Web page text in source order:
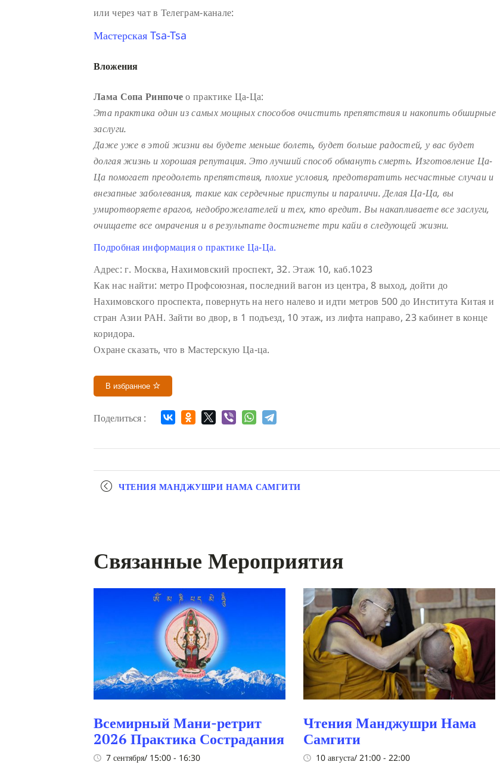
или через чат в Телеграм-канале:
Мастерская Tsa-Tsa
Вложения
Лама Сопа Ринпочео практике Ца-Ца:
Эта практика один из самых мощных способов очистить препятствия и накопить обширные
заслуги.
Даже уже в этой жизни вы будете меньше болеть, будет больше радостей, у вас будет
долгая жизнь и хорошая репутация. Это лучший способ обмануть смерть. Изготовление Ца-
Ца помогает преодолеть препятствия, плохие условия, предотвратить несчастные случаи и
внезапные заболевания, такие как сердечные приступы и параличи. Делая Ца-Ца, вы
умиротворяете врагов, недоброжелателей и тех, кто вредит. Вы накапливаете все заслуги,
очищаете все омрачения и в результате достигнете три кайи в следующей жизни.
Подробная информация о практике Ца-Ца.
Адрес: г. Москва, Нахимовский проспект, 32. Этаж 10, каб.1023
Как нас найти: метро Профсоюзная, последний вагон из центра, 8 выход, дойти до
Нахимовского проспекта, повернуть на него налево и идти метров 500 до Института Китая и
стран Азии РАН. Зайти во двор, в 1 подъезд, 10 этаж, из лифта направо, 23 кабинет в конце
коридора.
Охране сказать, что в Мастерскую Ца-ца.
В избранное
Поделиться :
Мероприятие
ЧТЕНИЯ МАНДЖУШРИ НАМА САМГИТИ
Связанные Мероприятия
Всемирный Мани-ретрит
2026 Практика Сострадания
7 сентября/ 15:00 - 16:30
Чтения Манджушри Нама
Самгити
10 августа/ 21:00- 22:00